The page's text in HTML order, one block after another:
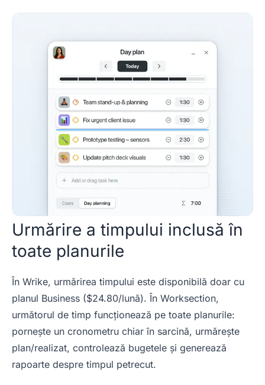
Urmărire a timpului inclusă în
toate planurile
În Wrike, urmărirea timpului este disponibilă doar cu
planul Business ($24.80/lună). În Worksection,
următorul de timp funcționează pe toate planurile:
pornește un cronometru chiar în sarcină, urmărește
plan/realizat, controlează bugetele și generează
rapoarte despre timpul petrecut.